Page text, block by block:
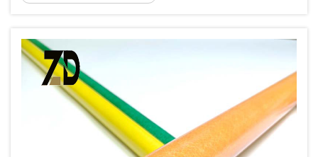
kondisyon habang pinananatid ang
angkop na mga komponente ng istraktura ay
naging kritikal kapag ang mga proyekto ...